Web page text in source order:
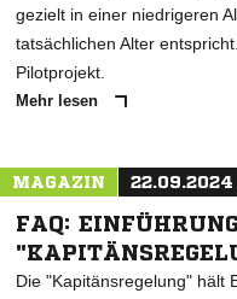
gezielt in einer niedrigeren
tatsächlichen Alter
Pilotprojekt.
Mehr lesen
MAGAZIN 22.09.2024
FAQ:
Die "Kapitänsregelung" hält